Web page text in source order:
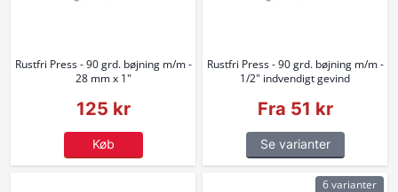
Rustfri Press - 90 grd. bøjning m/m -
28 mm x 1"
125 kr
Køb
Rustfri Press - 90 grd. bøjning m/m -
1/2" indvendigt gevind
Fra 51 kr
Se varianter
6 varianter